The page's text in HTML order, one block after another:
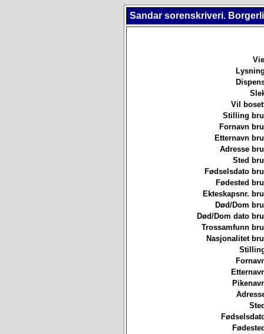
Sandar sorenskriveri.
Vil
Stilling
Fornavn
Etternavn
Adresse
Sted
Fødselsdato
Fødested
Ekteskapsnr.
Død/Dom
Død/Dom dato
Trossamfunn
Nasjonalitet